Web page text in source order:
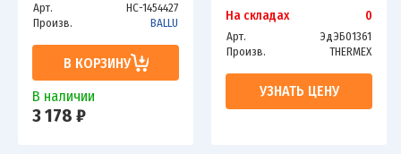
Арт.
НС-1454427
Произв.
BALLU
В КОРЗИНУ
В наличии
3 178 ₽
На складах 0
Арт.
ЭдЭБ01361
Произв.
THERMEX
УЗНАТЬ ЦЕНУ